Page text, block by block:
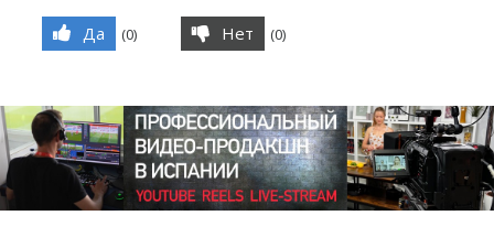
Да (0) Нет (0)